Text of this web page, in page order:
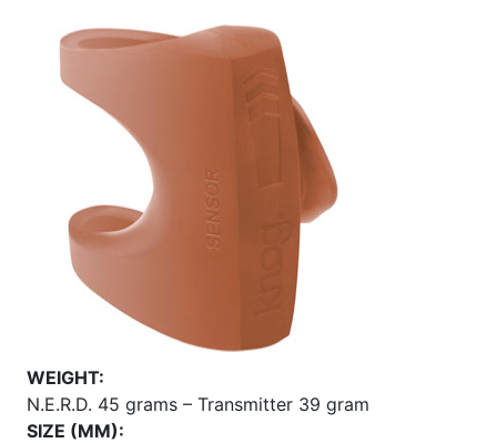
WEIGHT:
N.E.R.D. 45 grams – Transmitter 39 gram
SIZE (MM):